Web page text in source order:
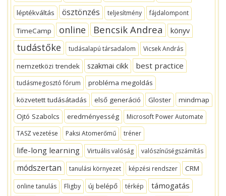
léptékváltás ösztönzés teljesítmény fájdalompont
TimeCamp online Bencsik Andrea könyv
tudástőke tudásalapú társadalom Vicsek András
nemzetközi trendek szakmai cikk best practice
tudásmegosztó fórum
probléma megoldás
közvetett tudásátadás
első generáció Gloster
mindmap
Ojtó Szabolcs
eredményesség
Microsoft Power Automate
TASZ vezetése
Paksi Atomerőmű tréner
life-long learning Virtuális valóság valószínűségszámítás
módszertan tanulási környezet képzési rendszer CRM
online tanulás Fligby új belépő térkép támogatás